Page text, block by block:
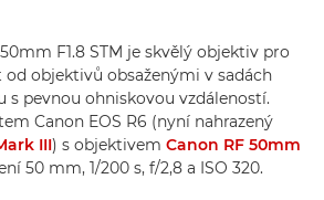
F1.8 STM je skvělý objektiv pro
objektivů obsaženými v sadách
pevnou ohniskovou vzdáleností.
Canon EOS R6 (nyní nahrazený
III) s objektivem Canon RF 50mm
50 mm, 1/200 s, f/2,8 a ISO 320.